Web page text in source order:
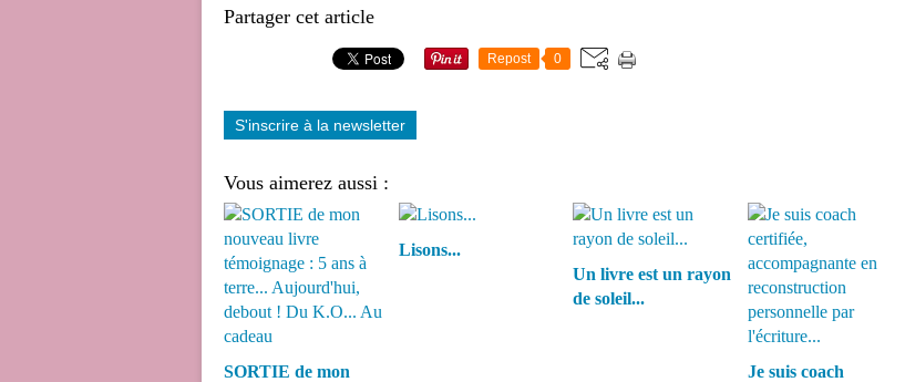
Partager cet article
Repost 0
S'inscrire à la newsletter
Vous aimerez aussi :
SORTIE de mon
Lisons...
Un livre est un rayon
de soleil...
Je suis coach